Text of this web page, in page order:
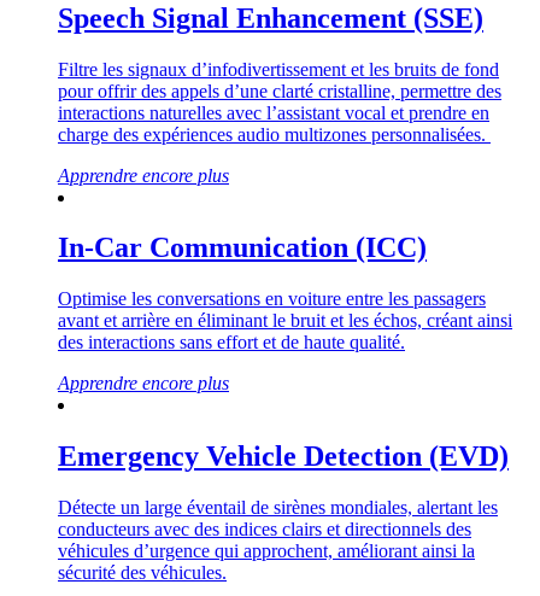
Speech Signal Enhancement (SSE)
Filtre les signaux d’infodivertissement et les bruits de fond
pour offrir des appels d’une clarté cristalline, permettre des
interactions naturelles avec l’assistant vocal et prendre en
charge des expériences audio multizones personnalisées.
Apprendre encore plus
In-Car Communication (ICC)
Optimise les conversations en voiture entre les passagers
avant et arrière en éliminant le bruit et les échos, créant ainsi
des interactions sans effort et de haute qualité.
Apprendre encore plus
Emergency Vehicle Detection (EVD)
Détecte un large éventail de sirènes mondiales, alertant les
conducteurs avec des indices clairs et directionnels des
véhicules d’urgence qui approchent, améliorant ainsi la
sécurité des véhicules.